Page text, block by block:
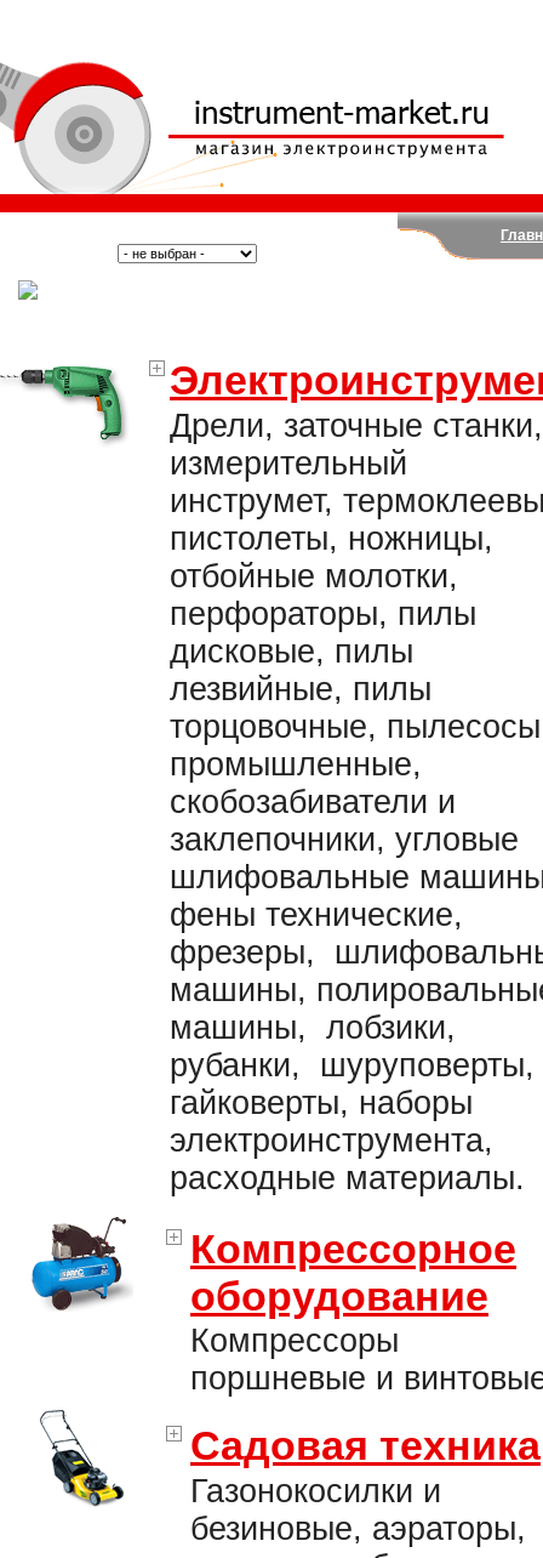
Дрели, заточные станки,
измерительный
инструмет,
пистолеты, ножницы,
отбойные молотки,
перфораторы, пилы
дисковые, пилы
лезвийные, пилы
торцовочные, пылесосы
промышленные,
скобозабиватели и
заклепочники, угловые
шлифовальные
фены технические,
фрезеры,
машины,
машины, лобзики,
рубанки, шуруповерты,
гайковерты, наборы
электроинструмента,
расходные материалы.
Компрессорное
оборудование
Компрессоры
поршневые и
Садовая техника
Газонокосилки и
безиновые, аэраторы,